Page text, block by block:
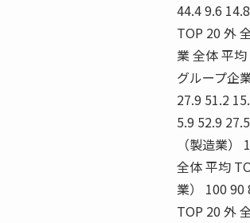
44.4 9.6
TOP 20 外
業 全体 平
グループ企
27.9 51.2
5.9 52.9
（製造業
全体 平均
業） 100 90
TOP 20 外